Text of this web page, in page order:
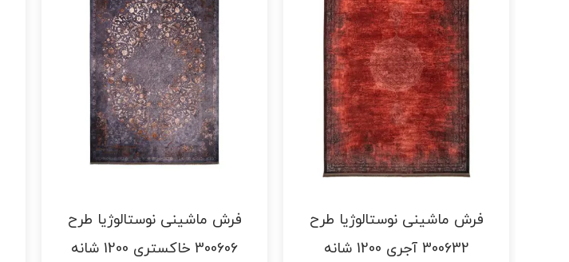
فرش ماشینی نوستالوژیا طرح
300606 خاکستری 1200 شانه
فرش ماشینی نوستالوژیا طرح
300632 آجری 1200 شانه